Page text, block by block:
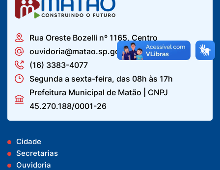
Rua Oreste Bozelli nº 1165, Centro
ouvidoria@matao.sp.gov.br
(16) 3383-4077
Segunda a sexta-feira, das 08h às 17h
Prefeitura Municipal de Matão | CNPJ
45.270.188/0001-26
Cidade
Secretarias
Ouvidoria